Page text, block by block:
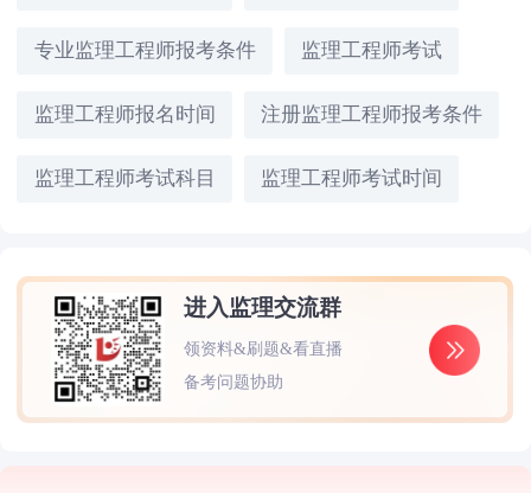
专业监理工程师报考条件 监理工程师考试
监理工程师报名时间 注册监理工程师报考条件
监理工程师考试科目 监理工程师考试时间
进入监理交流群
领资料&刷题&看直播
备考问题协助